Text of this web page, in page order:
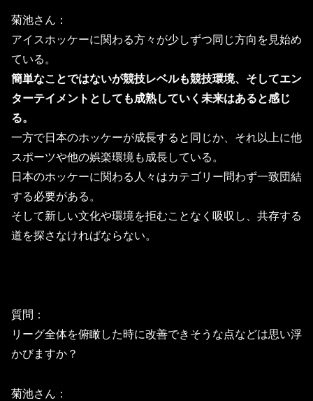
菊池さん：
アイスホッケーに関わる方々が少しずつ同じ方向を見始め
ている。
簡単なことではないが競技レベルも競技環境、そしてエン
ターテイメントとしても成熟していく未来はあると感じ
る。
一方で日本のホッケーが成長すると同じか、それ以上に他
スポーツや他の娯楽環境も成長している。
日本のホッケーに関わる人々はカテゴリー問わず一致団結
する必要がある。
そして新しい文化や環境を拒むことなく吸収し、共存する
道を探さなければならない。
質問：
リーグ全体を俯瞰した時に改善できそうな点などは思い浮
かびますか？
菊池さん：